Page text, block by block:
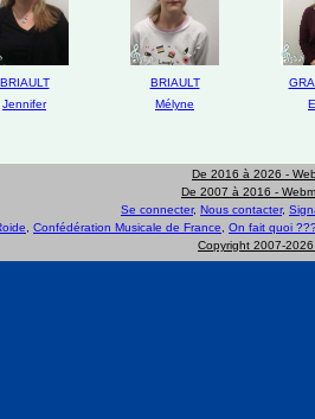
BRIAULT
Jennifer
BRIAULT
Mélyne
De 2016 à 2026 -
De 2007 à 2016 -
Se connecter, Nous contacter,
Confédération Musicale de France
On fait quoi
Copyright 2007-